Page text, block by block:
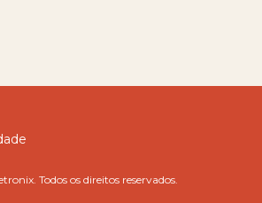
Todos os direitos reservados.